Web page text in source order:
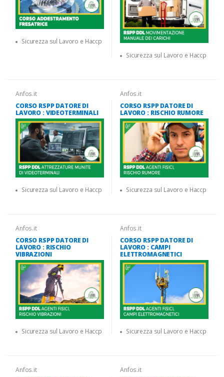
Sicurezza sul Lavoro e Haccp
Sicurezza sul Lavoro e Haccp
Anfos.it
CORSO RSPP DATORE DI
LAVORO : VIDEOTERMINALI
Sicurezza sul Lavoro e Haccp
Anfos.it
CORSO RSPP DATORE DI
LAVORO : RISCHIO RUMORE
Sicurezza sul Lavoro e Haccp
Anfos.it
CORSO RSPP DATORE DI
LAVORO : RISCHIO
VIBRAZIONI
Sicurezza sul Lavoro e Haccp
Anfos.it
CORSO RSPP DATORE DI
LAVORO : CAMPI
ELETTROMAGNETICI
Sicurezza sul Lavoro e Haccp
Anfos.it
Anfos.it